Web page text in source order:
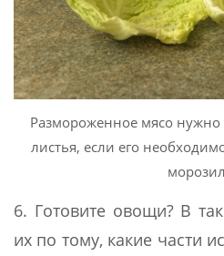
Размороженное мясо нужно
листья, если его
6. Готовите овощи? В
их по тому, какие части